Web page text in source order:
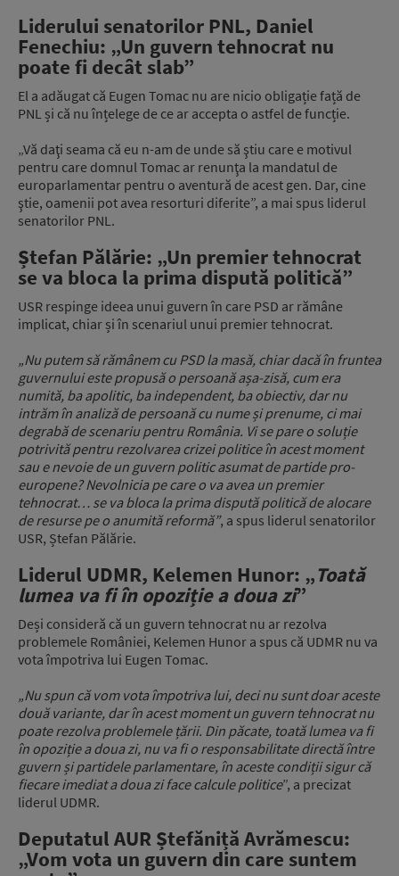
Liderului senatorilor PNL, Daniel
Fenechiu: „Un guvern tehnocrat nu
poate fi decât slab”
El a adăugat că Eugen Tomac nu are nicio obligație față de
PNL și că nu înțelege de ce ar accepta o astfel de funcție.
„Vă daţi seama că eu n-am de unde să ştiu care e motivul
pentru care domnul Tomac ar renunţa la mandatul de
europarlamentar pentru o aventură de acest gen. Dar, cine
ştie, oamenii pot avea resorturi diferite”, a mai spus liderul
senatorilor PNL.
Ștefan Pălărie: „Un premier tehnocrat
se va bloca la prima dispută politică”
USR respinge ideea unui guvern în care PSD ar rămâne
implicat, chiar și în scenariul unui premier tehnocrat.
„Nu putem să rămânem cu PSD la masă, chiar dacă în fruntea
guvernului este propusă o persoană așa-zisă, cum era
numită, ba apolitic, ba independent, ba obiectiv, dar nu
intrăm în analiză de persoană cu nume și prenume, ci mai
degrabă de scenariu pentru România. Vi se pare o soluție
potrivită pentru rezolvarea crizei politice în acest moment
sau e nevoie de un guvern politic asumat de partide pro-
europene? Nevolnicia pe care o va avea un premier
tehnocrat… se va bloca la prima dispută politică de alocare
de resurse pe o anumită reformă”, a spus liderul senatorilor
USR, Ștefan Pălărie.
Liderul UDMR, Kelemen Hunor: „Toată
lumea va fi în opoziție a doua zi”
Deși consideră că un guvern tehnocrat nu ar rezolva
problemele României, Kelemen Hunor a spus că UDMR nu va
vota împotriva lui Eugen Tomac.
„Nu spun că vom vota împotriva lui, deci nu sunt doar aceste
două variante, dar în acest moment un guvern tehnocrat nu
poate rezolva problemele țării. Din păcate, toată lumea va fi
în opoziție a doua zi, nu va fi o responsabilitate directă între
guvern și partidele parlamentare, în aceste condiții sigur că
fiecare imediat a doua zi face calcule politice”, a precizat
liderul UDMR.
Deputatul AUR Ștefăniță Avrămescu:
„Vom vota un guvern din care suntem